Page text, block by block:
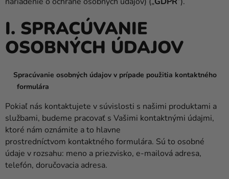
Sviatky
Kreatívne
Personalizované
Témy
Výpredaj
O
nás
I. SPRACÚVANIE
OSOBNÝCH ÚDAJOV
Spracúvanie osobných údajov v prípade použitia kontaktného
formulára
Pokiaľ nás kontaktujete v súvislosti s našimi produktami a
službami, budeme pracovať s Vašimi kontaktnými údajmi,
ktoré nám oznámite a to hlavne
prostredníctvom kontaktného formulára. Sú to osobné
údaje v rozsahu: meno a priezvisko, e-mailová adresa,
telefón, doručovacia adresa.